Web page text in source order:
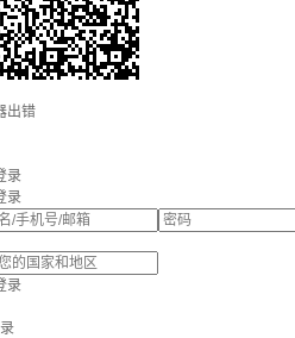
出错
录
录
录